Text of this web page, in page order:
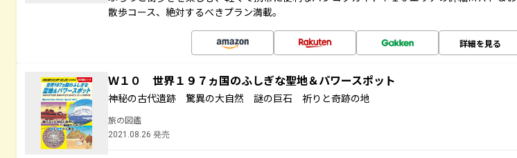
散歩コース、絶対するべきプラン満載。
詳細を見る
Ｗ１０ 世界１９７ヵ国のふしぎな聖地＆パワースポット
神秘の古代遺跡 驚異の大自然 謎の巨石 祈りと奇跡の地
旅の図鑑
2021.08.26 発売